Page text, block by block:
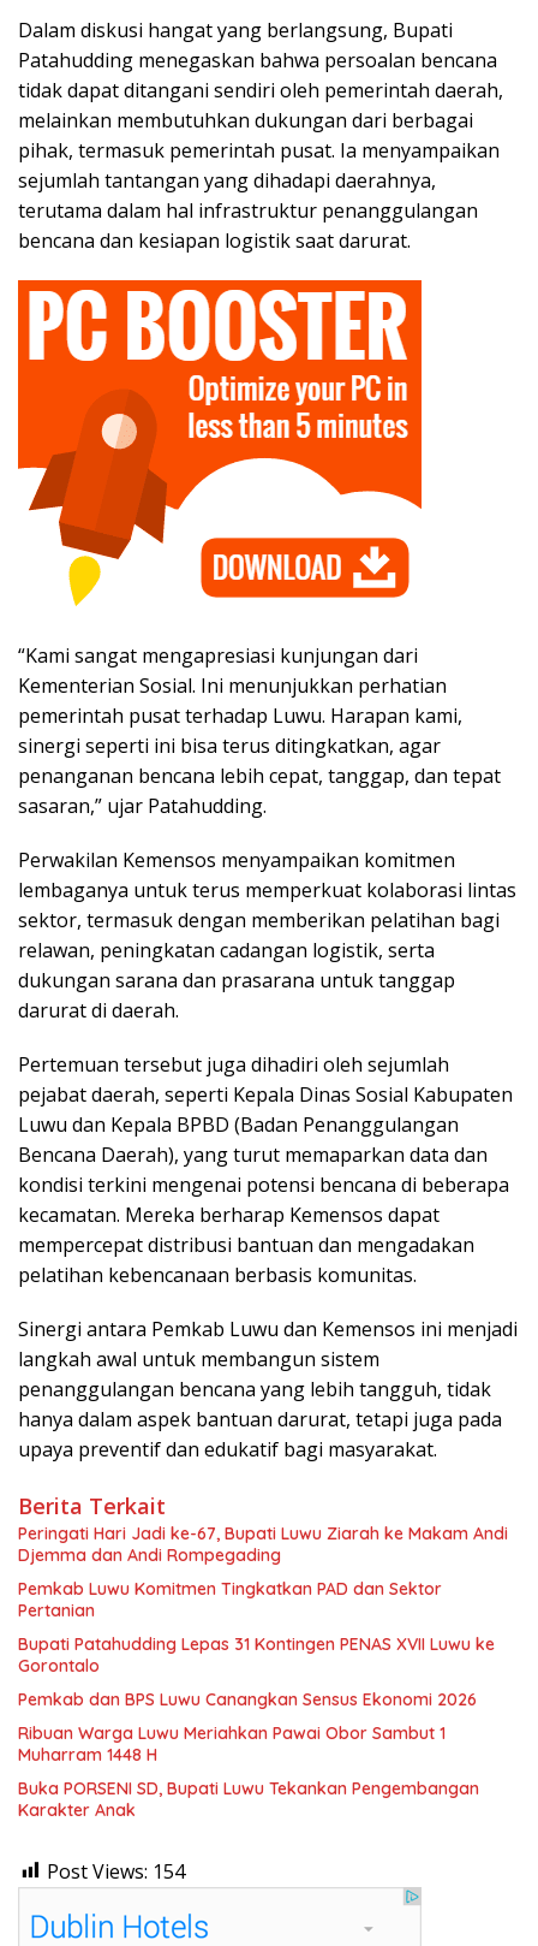
Dalam diskusi hangat yang berlangsung, Bupati
Patahudding menegaskan bahwa persoalan bencana
tidak dapat ditangani sendiri oleh pemerintah daerah,
melainkan membutuhkan dukungan dari berbagai
pihak, termasuk pemerintah pusat. Ia menyampaikan
sejumlah tantangan yang dihadapi daerahnya,
terutama dalam hal infrastruktur penanggulangan
bencana dan kesiapan logistik saat darurat.
“Kami sangat mengapresiasi kunjungan dari
Kementerian Sosial. Ini menunjukkan perhatian
pemerintah pusat terhadap Luwu. Harapan kami,
sinergi seperti ini bisa terus ditingkatkan, agar
penanganan bencana lebih cepat, tanggap, dan tepat
sasaran,” ujar Patahudding.
Perwakilan Kemensos menyampaikan komitmen
lembaganya untuk terus memperkuat kolaborasi lintas
sektor, termasuk dengan memberikan pelatihan bagi
relawan, peningkatan cadangan logistik, serta
dukungan sarana dan prasarana untuk tanggap
darurat di daerah.
Pertemuan tersebut juga dihadiri oleh sejumlah
pejabat daerah, seperti Kepala Dinas Sosial Kabupaten
Luwu dan Kepala BPBD (Badan Penanggulangan
Bencana Daerah), yang turut memaparkan data dan
kondisi terkini mengenai potensi bencana di beberapa
kecamatan. Mereka berharap Kemensos dapat
mempercepat distribusi bantuan dan mengadakan
pelatihan kebencanaan berbasis komunitas.
Sinergi antara Pemkab Luwu dan Kemensos ini menjadi
langkah awal untuk membangun sistem
penanggulangan bencana yang lebih tangguh, tidak
hanya dalam aspek bantuan darurat, tetapi juga pada
upaya preventif dan edukatif bagi masyarakat.
Berita Terkait
Peringati Hari Jadi ke-67, Bupati Luwu Ziarah ke Makam Andi
Djemma dan Andi Rompegading
Pemkab Luwu Komitmen Tingkatkan PAD dan Sektor
Pertanian
Bupati Patahudding Lepas 31 Kontingen PENAS XVII Luwu ke
Gorontalo
Pemkab dan BPS Luwu Canangkan Sensus Ekonomi 2026
Ribuan Warga Luwu Meriahkan Pawai Obor Sambut 1
Muharram 1448 H
Buka PORSENI SD, Bupati Luwu Tekankan Pengembangan
Karakter Anak
Post Views: 154